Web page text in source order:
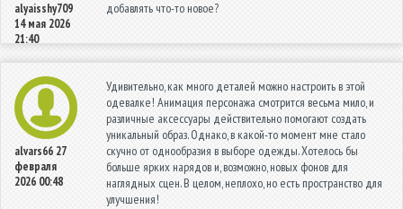
alyaisshy709
14 мая 2026
21:40
добавлять что-то новое?
alvars66 27
февраля
2026 00:48
Удивительно, как много деталей можно настроить в этой
одевалке! Анимация персонажа смотрится весьма мило, и
различные аксессуары действительно помогают создать
уникальный образ. Однако, в какой-то момент мне стало
скучно от однообразия в выборе одежды. Хотелось бы
больше ярких нарядов и, возможно, новых фонов для
наглядных сцен. В целом, неплохо, но есть пространство для
улучшения!